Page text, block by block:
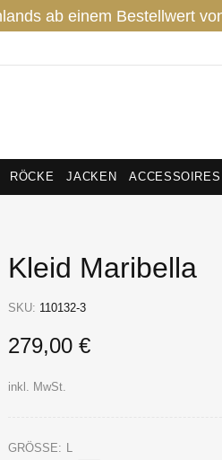
ab einem Bestellwert
RÖCKE JACKEN ACCESSOIRES
Kleid Maribella
SKU: 110132-3
279,00 €
inkl. MwSt.
GRÖSSE:
L